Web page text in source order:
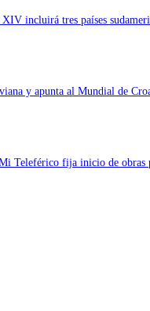
incluirá tres países
y apunta al Mundial de
Teleférico fija inicio de obras